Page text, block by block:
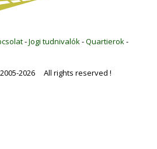
-Jogi tudnivalók -Quartierok -
2026 All rights reserved !